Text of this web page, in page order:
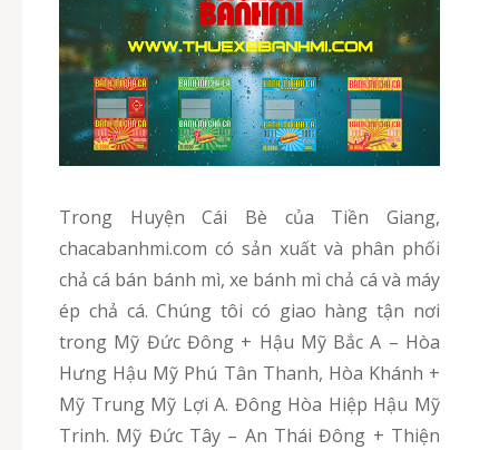
Trong Huyện Cái Bè của Tiền Giang,
chacabanhmi.com có sản xuất và phân phối
chả cá bán bánh mì, xe bánh mì chả cá và máy
ép chả cá. Chúng tôi có giao hàng tận nơi
trong Mỹ Đức Đông + Hậu Mỹ Bắc A – Hòa
Hưng Hậu Mỹ Phú Tân Thanh, Hòa Khánh +
Mỹ Trung Mỹ Lợi A. Đông Hòa Hiệp Hậu Mỹ
Trinh. Mỹ Đức Tây – An Thái Đông + Thiện